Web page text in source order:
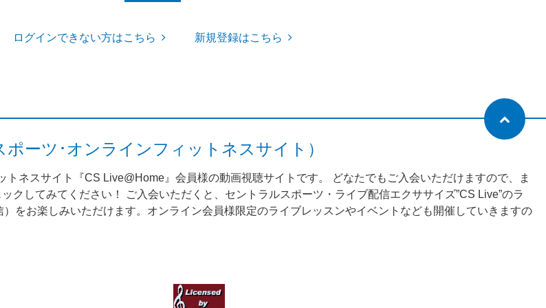
ログインできない方はこちら 新規登録はこちら
ーツ･オンラインフィットネスサイト）
トネスサイト『CS Live@Home』会員様の動画視聴サイトです。 どなたでもご入会いただけますので、ま
クしてみてください！ ご入会いただくと、セントラルスポーツ・ライブ配信エクササイズ”CS Live”のラ
をお楽しみいただけます。オンライン会員様限定のライブレッスンやイベントなども開催していきますの